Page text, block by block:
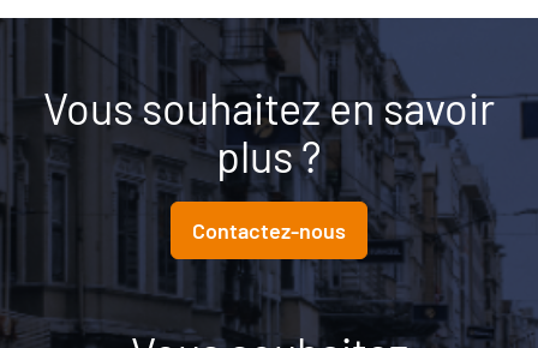
Vous souhaitez en savoir
plus ?
Contactez-nous